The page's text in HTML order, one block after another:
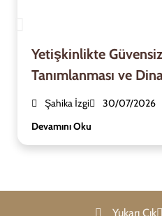
Yetişkinlikte
Tanımlanması ve
Şahika İzgi
30/07/2026
Devamını Oku
Yukarı Çık